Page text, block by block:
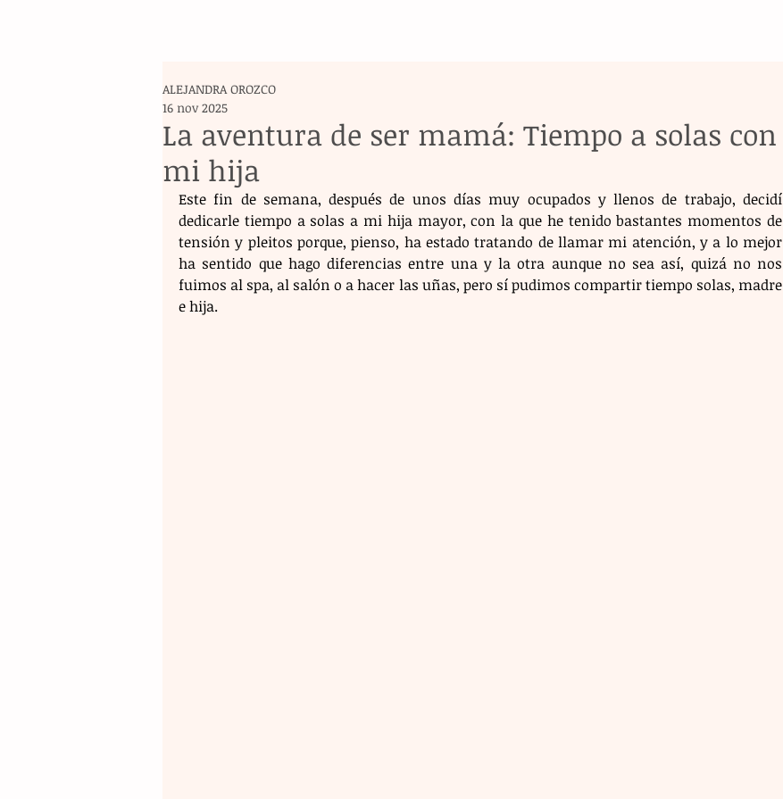
La aventura de ser mamá: Tiempo a solas con
mi hija
ALEJANDRA OROZCO
16 nov 2025
Este fin de semana, después de unos días muy ocupados y llenos de trabajo, decidí
dedicarle tiempo a solas a mi hija mayor, con la que he tenido bastantes momentos de
tensión y pleitos porque, pienso, ha estado tratando de llamar mi atención, y a lo mejor
ha sentido que hago diferencias entre una y la otra aunque no sea así, quizá no nos
fuimos al spa, al salón o a hacer las uñas, pero sí pudimos compartir tiempo solas, madre
e hija.